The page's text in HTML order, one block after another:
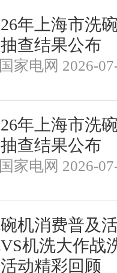
年上海市洗
查结果公布
家电网 2026-
年上海市洗
查结果公布
家电网 2026-
机消费普及
机洗大作战
动精彩回顾